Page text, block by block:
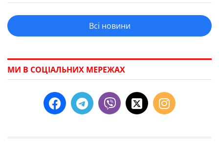
дізнаватися про події, новини і зміни, які відбуваються
сьогодні. Ми прагнемо зробити міську інформацію
доступною, зрозумілою, корисною.
Всі новини
МИ В СОЦІАЛЬНИХ МЕРЕЖАХ